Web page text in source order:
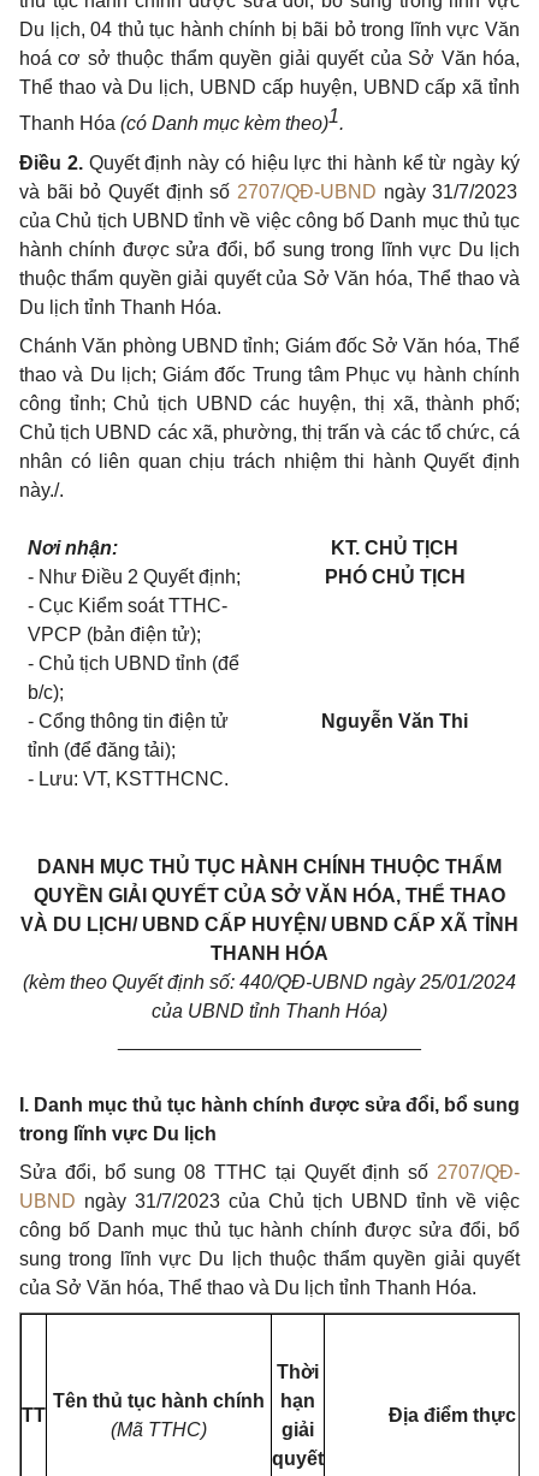
Du lịch, 04 thủ tục hành chính bị bãi bỏ trong lĩnh vực Văn
hoá cơ sở thuộc thẩm quyền giải quyết của Sở Văn hóa,
Thể thao và Du lịch, UBND cấp huyện, UBND cấp xã tỉnh
Thanh Hóa (có Danh mục kèm theo)1.
Điều 2. Quyết định này có hiệu lực thi hành kể từ ngày ký
và bãi bỏ Quyết định số 2707/QĐ-UBND ngày 31/7/2023
của Chủ tịch UBND tỉnh về việc công bố Danh mục thủ tục
hành chính được sửa đổi, bổ sung trong lĩnh vực Du lịch
thuộc thẩm quyền giải quyết của Sở Văn hóa, Thể thao và
Du lịch tỉnh Thanh Hóa.
Chánh Văn phòng UBND tỉnh; Giám đốc Sở Văn hóa, Thể
thao và Du lịch; Giám đốc Trung tâm Phục vụ hành chính
công tỉnh; Chủ tịch UBND các huyện, thị xã, thành phố;
Chủ tịch UBND các xã, phường, thị trấn và các tổ chức, cá
nhân có liên quan chịu trách nhiệm thi hành Quyết định
này./.
Nơi nhận:
- Như Điều 2 Quyết định;
- Cục Kiểm soát TTHC-
VPCP (bản điện tử);
- Chủ tịch UBND tỉnh (để
b/c);
- Cổng thông tin điện tử
tỉnh (để đăng tải);
- Lưu: VT, KSTTHCNC.
KT. CHỦ TỊCH
PHÓ CHỦ TỊCH
Nguyễn Văn Thi
DANH MỤC THỦ TỤC HÀNH CHÍNH THUỘC THẨM
QUYỀN GIẢI QUYẾT CỦA SỞ VĂN HÓA, THỂ THAO
VÀ DU LỊCH/ UBND CẤP HUYỆN/ UBND CẤP XÃ TỈNH
THANH HÓA
(kèm theo Quyết định số: 440/QĐ-UBND ngày 25/01/2024
của UBND tỉnh Thanh Hóa)
I. Danh mục thủ tục hành chính được sửa đổi, bổ sung
trong lĩnh vực Du lịch
Sửa đổi, bổ sung 08 TTHC tại Quyết định số 2707/QĐ-
UBND ngày 31/7/2023 của Chủ tịch UBND tỉnh về việc
công bố Danh mục thủ tục hành chính được sửa đổi, bổ
sung trong lĩnh vực Du lịch thuộc thẩm quyền giải quyết
của Sở Văn hóa, Thể thao và Du lịch tỉnh Thanh Hóa.
TT
Tên thủ tục hành chính
(Mã TTHC)
Thời
hạn
giải
quyết
Địa điểm thực